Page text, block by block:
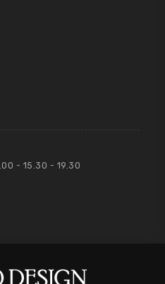
- 15.30 - 19.30